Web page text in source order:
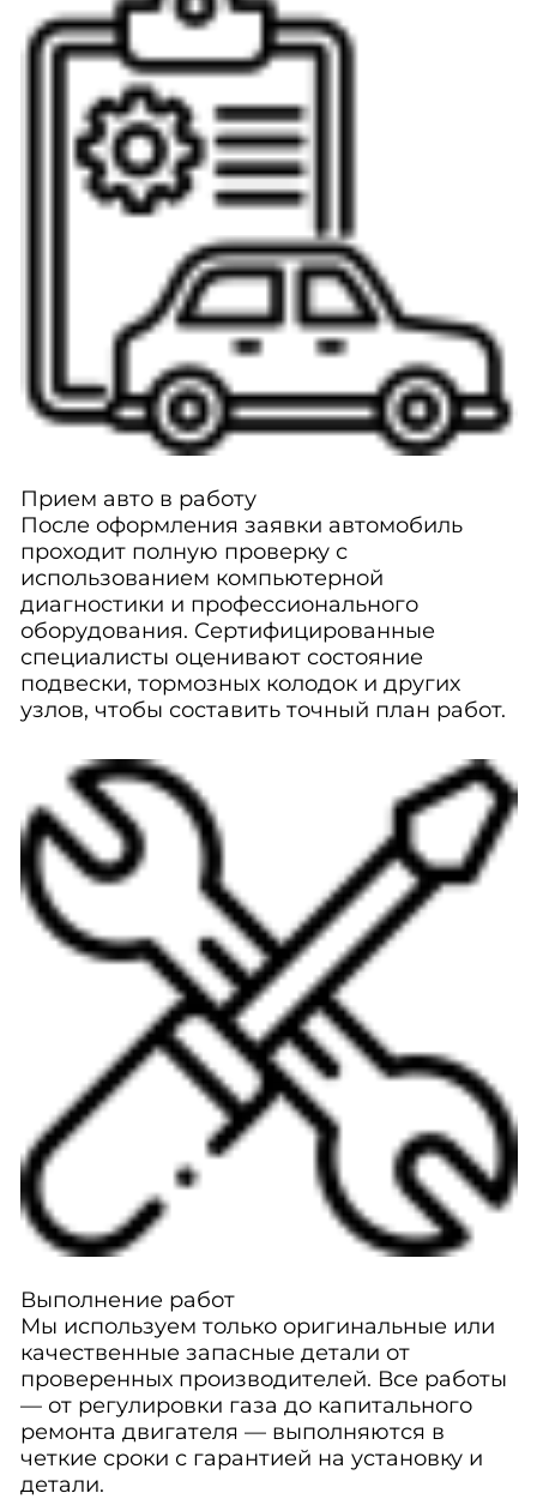
Прием авто в работу
После оформления заявки автомобиль
проходит полную проверку с
использованием компьютерной
диагностики и профессионального
оборудования. Сертифицированные
специалисты оценивают состояние
подвески, тормозных колодок и других
узлов, чтобы составить точный план работ.
Выполнение работ
Мы используем только оригинальные или
качественные запасные детали от
проверенных производителей. Все работы
— от регулировки газа до капитального
ремонта двигателя — выполняются в
четкие сроки с гарантией на установку и
детали.